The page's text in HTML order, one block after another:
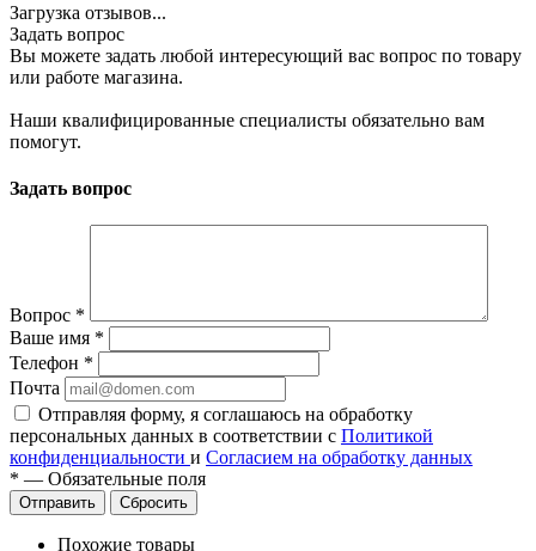
Загрузка отзывов...
Задать вопрос
Вы можете задать любой интересующий вас вопрос по товару
или работе магазина.
Наши квалифицированные специалисты обязательно вам
помогут.
Задать вопрос
Вопрос *
Ваше имя *
Телефон *
Почта
Отправляя форму, я соглашаюсь на обработку
персональных данных в соответствии с Политикой
конфиденциальности и Согласием на обработку данных
* — Обязательные поля
Сбросить
Похожие товары